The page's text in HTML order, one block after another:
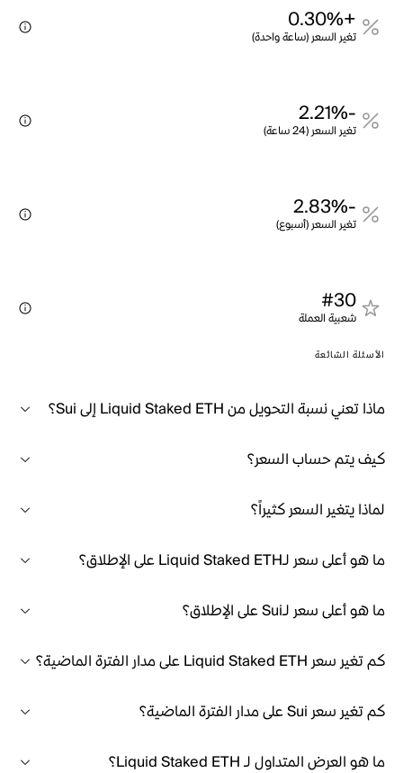
+0.30%
تغير السعر (ساعة واحدة)
-2.21%
تغير السعر (24 ساعة)
-2.83%
تغير السعر (أسبوع)
#30
شعبية العملة
الأسئلة الشائعة
ماذا تعني نسبة التحويل من Liquid Staked ETH إلى Sui؟
كيف يتم حساب السعر؟
لماذا يتغير السعر كثيراً؟
ما هو أعلى سعر لـLiquid Staked ETH على الإطلاق؟
ما هو أعلى سعر لـSui على الإطلاق؟
كم تغير سعر Liquid Staked ETH على مدار الفترة الماضية؟
كم تغير سعر Sui على مدار الفترة الماضية؟
ما هو العرض المتداول لـ Liquid Staked ETH؟